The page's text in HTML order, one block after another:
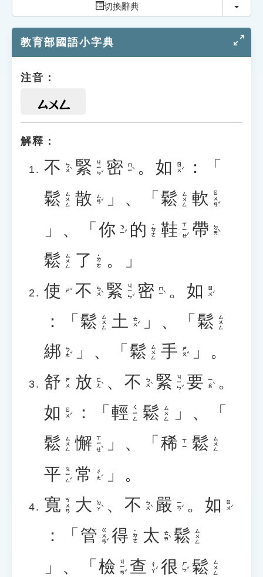
切換辭典 切換
教育部國語小字典
注音：
ㄙㄨㄥ
解釋：
不 ㄅㄨˋ 緊 ㄐㄧㄣˇ 密 ㄇㄧˋ 。 如 ㄖㄨˊ
：「
鬆 ㄙㄨㄥ 散 ㄙㄢˇ 」、「 鬆 ㄙㄨㄥ 軟 ㄖㄨㄢˇ
」、「 你 ㄋㄧˇ 的 ˙ㄉㄜ 鞋 ㄒㄧㄝˊ 帶 ㄉㄞˋ
鬆 ㄙㄨㄥ 了 ˙ㄌㄜ 。」
使
ㄕˇ 不 ㄅㄨˋ 緊 ㄐㄧㄣˇ 密 ㄇㄧˋ 。 如 ㄖㄨˊ
：「 鬆 ㄙㄨㄥ 土 ㄊㄨˇ 」、「 鬆 ㄙㄨㄥ
綁 ㄅㄤˇ 」、「 鬆 ㄙㄨㄥ 手 ㄕㄡˇ
」。
舒 ㄕㄨ 放 ㄈㄤˋ 、 不 ㄅㄨˋ 緊 ㄐㄧㄣˇ 要 ㄧㄠˋ 。
如 ㄖㄨˊ ：「 輕 ㄑㄧㄥ 鬆 ㄙㄨㄥ
」、「
鬆 ㄙㄨㄥ 懈 ㄒㄧㄝˋ 」、「 稀 ㄒㄧ 鬆 ㄙㄨㄥ
平 ㄆㄧㄥˊ 常 ㄔㄤˊ
」。
寬 ㄎㄨㄢ 大 ㄉㄚˋ 、 不 ㄅㄨˋ 嚴 ㄧㄢˊ 。 如 ㄖㄨˊ
：「 管 ㄍㄨㄢˇ 得 ˙ㄉㄜ 太 ㄊㄞˋ 鬆 ㄙㄨㄥ
」、「 檢 ㄐㄧㄢˇ 查 ㄔㄚˊ 很 ㄏㄣˇ 鬆 ㄙㄨㄥ